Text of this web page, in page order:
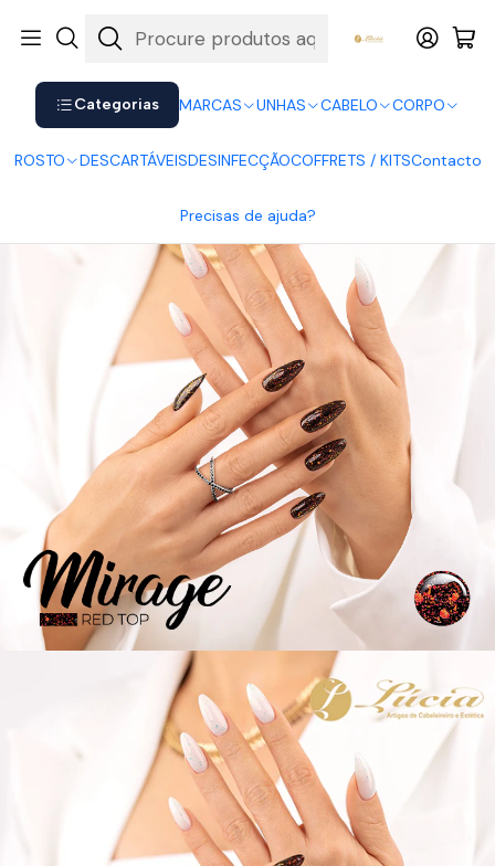
Categorias MARCAS UNHAS CABELO CORPO
ROSTO DESCARTÁVEISDESINFECÇÃOCOFFRETS / KITSContacto
Precisas de ajuda?
Shop now. Pay later with Klarna.
Victoria Vynn Top Mirage No Wipe Red